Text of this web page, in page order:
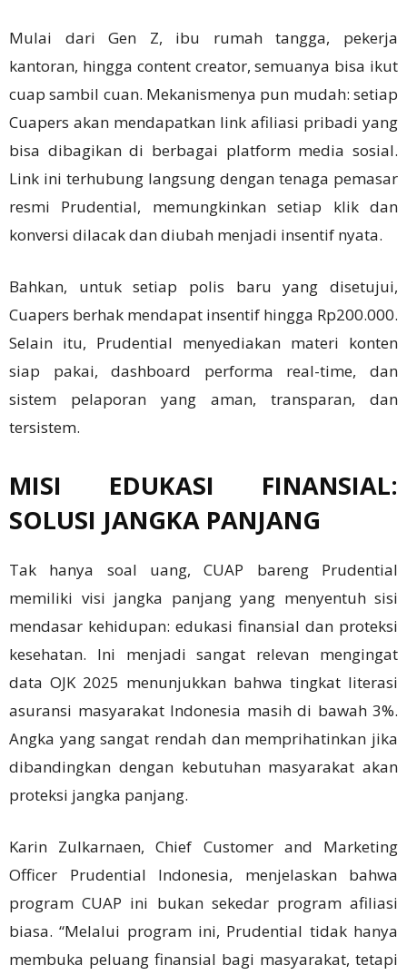
Mulai dari Gen Z, ibu rumah tangga, pekerja
kantoran, hingga content creator, semuanya bisa ikut
cuap sambil cuan. Mekanismenya pun mudah: setiap
Cuapers akan mendapatkan link afiliasi pribadi yang
bisa dibagikan di berbagai platform media sosial.
Link ini terhubung langsung dengan tenaga pemasar
resmi Prudential, memungkinkan setiap klik dan
konversi dilacak dan diubah menjadi insentif nyata.
Bahkan, untuk setiap polis baru yang disetujui,
Cuapers berhak mendapat insentif hingga Rp200.000.
Selain itu, Prudential menyediakan materi konten
siap pakai, dashboard performa real-time, dan
sistem pelaporan yang aman, transparan, dan
tersistem.
MISI EDUKASI FINANSIAL:
SOLUSI JANGKA PANJANG
Tak hanya soal uang, CUAP bareng Prudential
memiliki visi jangka panjang yang menyentuh sisi
mendasar kehidupan: edukasi finansial dan proteksi
kesehatan. Ini menjadi sangat relevan mengingat
data OJK 2025 menunjukkan bahwa tingkat literasi
asuransi masyarakat Indonesia masih di bawah 3%.
Angka yang sangat rendah dan memprihatinkan jika
dibandingkan dengan kebutuhan masyarakat akan
proteksi jangka panjang.
Karin Zulkarnaen, Chief Customer and Marketing
Officer Prudential Indonesia, menjelaskan bahwa
program CUAP ini bukan sekedar program afiliasi
biasa. “Melalui program ini, Prudential tidak hanya
membuka peluang finansial bagi masyarakat, tetapi